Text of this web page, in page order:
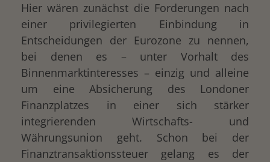
Hier wären zunächst die Forderungen nach
einer privilegierten Einbindung in
Entscheidungen der Eurozone zu nennen,
bei denen es – unter Vorhalt des
Binnenmarktinteresses – einzig und alleine
um eine Absicherung des Londoner
Finanzplatzes in einer sich stärker
integrierenden Wirtschafts- und
Währungsunion geht. Schon bei der
Finanztransaktionssteuer gelang es der